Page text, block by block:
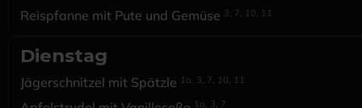
Reispfanne mit Pute und Gemüse 3, 7, 10, 11
Dienstag
Jägerschnitzel mit Spätzle 1a, 3, 7, 10, 11
1a, 3, 7